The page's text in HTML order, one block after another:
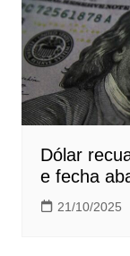
Dólar
e fecha
21/10/2025